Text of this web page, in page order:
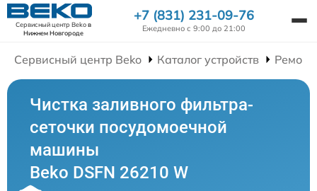
Сервисный центр Bekoв
Нижнем Новгороде
+7 (831) 231-09-76
Ежедневно с 9:00 до 21:00
Сервисный центр Beko Каталог устройств
Чистка заливного фильтра-
сеточки посудомоечной
машины
Beko DSFN 26210 W